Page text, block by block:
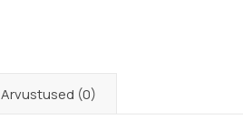
Arvustused (0)